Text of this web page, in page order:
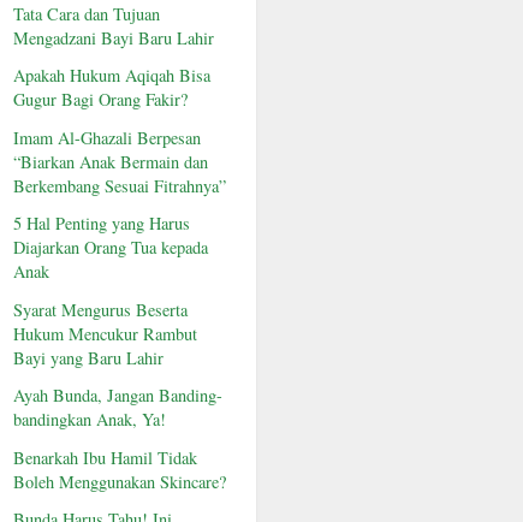
Tata Cara dan Tujuan
Mengadzani Bayi Baru Lahir
Apakah Hukum Aqiqah Bisa
Gugur Bagi Orang Fakir?
Imam Al-Ghazali Berpesan
“Biarkan Anak Bermain dan
Berkembang Sesuai Fitrahnya”
5 Hal Penting yang Harus
Diajarkan Orang Tua kepada
Anak
Syarat Mengurus Beserta
Hukum Mencukur Rambut
Bayi yang Baru Lahir
Ayah Bunda, Jangan Banding-
bandingkan Anak, Ya!
Benarkah Ibu Hamil Tidak
Boleh Menggunakan Skincare?